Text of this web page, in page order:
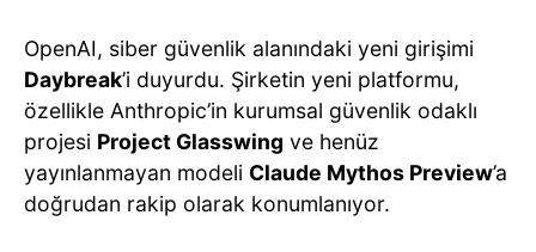
OpenAI, siber güvenlik alanındaki yeni girişimi
Daybreak’i duyurdu. Şirketin yeni platformu,
özellikle Anthropic’in kurumsal güvenlik odaklı
projesi Project Glasswing ve henüz
yayınlanmayan modeli Claude Mythos Preview’a
doğrudan rakip olarak konumlanıyor.